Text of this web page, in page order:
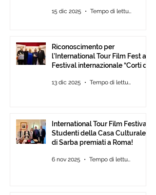
15 dic 2025 Tempo di lettura: 2 min
Riconoscimento per
l’International Tour Film Fest al
Festival internazionale “Corti da
13 dic 2025 Tempo di lettura: 2 min
International Tour Film Festival:
Studenti della Casa Culturale
di Sarba premiati a Roma!
6 nov 2025 Tempo di lettura: 2 min